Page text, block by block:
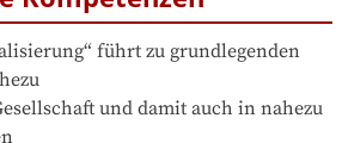
führt zu grundlegenden
und damit auch in nahezu